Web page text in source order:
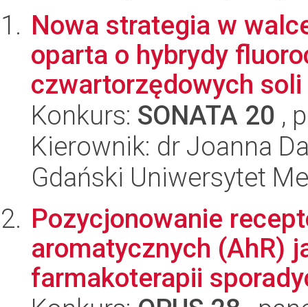
Nowa strategia w
oparta o hybrydy
czwartorzędowych
Konkurs: SONATA 20 ,
Kierownik: dr Joanna
Gdański Uniwersytet
Pozycjonowanie
aromatycznych (AhR)
farmakoterapii